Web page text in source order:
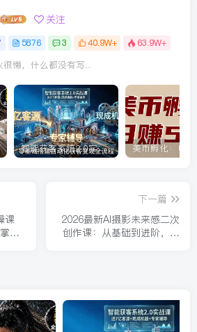
关注
5876 3 40.9W+
63.9W+
很懒，什么都没有写...
智能获客系统2.0实战课：送7亿客源+现成机器+专家辅导，零基础搭建自动化获客变现全流程
课
握
下一篇
2026最新AI摄影未来感二次
创作课：从基础到进阶，解